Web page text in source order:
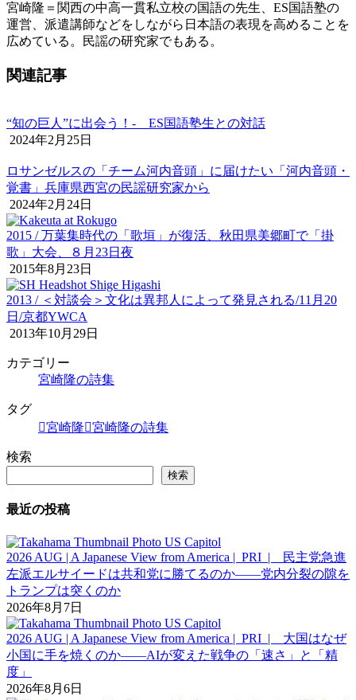
宮崎隆＝関西の中高一貫私立校の国語の先生、ES国語塾の
運営、派遣講師などをしながら日本語の表現を高めることを
広めている。民謡の研究家でもある。
関連記事
“知の巨人”に出会う！‐ ES国語塾生との対話
2024年2月25日
ロサンゼルスの「チーム河内音頭」に届けたい「河内音頭・
覚書」兵庫県西宮の民謡研究家から
2024年2月24日
2015 / 万葉集時代の「歌垣」が復活、秋田県美郷町で「掛
歌」大会、８月23日夜
2015年8月23日
2013 / ＜対談会＞文化は異邦人によって発見される/11月20
日/京都YWCA
2013年10月29日
カテゴリー
宮崎隆の詩集
タグ
宮崎隆
宮崎隆の詩集
検索
検索
最近の投稿
2026 AUG | A Japanese View from America | PRI | 民主党急進
左派エルサイードは共和党に勝てるのか――党内分裂の隙を
トランプは突くのか
2026年8月7日
2026 AUG | A Japanese View from America | PRI | 大国はなぜ
小国に手を焼くのか――AIが変えた戦争の「速さ」と「精
度」
2026年8月6日